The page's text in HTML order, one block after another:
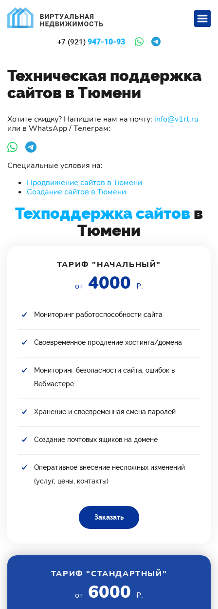
+7 (921) 947-10-93
Техническая поддержка
сайтов в Тюмени
Хотите скидку? Напишите нам на почту: info@v1rt.ru
или в WhatsApp / Телеграм:
Специальные условия на:
Продвижение сайтов в Тюмени
Создание сайтов в Тюмени
Техподдержка сайтов в
Тюмени
ТАРИФ "НАЧАЛЬНЫЙ"
от 4000 ₽.
Мониторинг работоспособности сайта
Своевременное продление хостинга/домена
Мониторинг безопасности сайта, ошибок в
Вебмастере
Хранение и своевременная смена паролей
Создание почтовых ящиков на домене
Оперативное внесение несложных изменений
(услуг, цены, контакты)
Заказать
ТАРИФ "СТАНДАРТНЫЙ"
от 6000 ₽.